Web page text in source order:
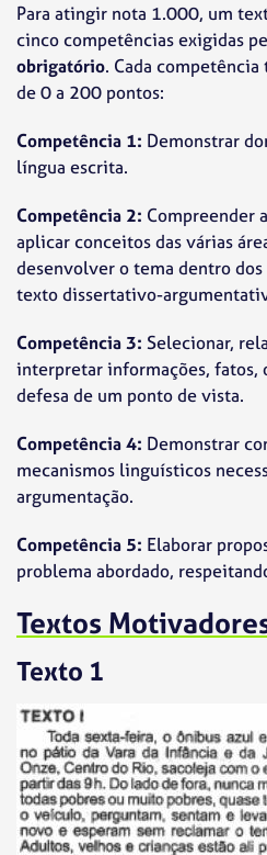
Para atingir nota 1.000, um
cinco competências exigidas
obrigatório. Cada
de 0 a 200 pontos:
Competência 1: Demonstrar
língua escrita.
Competência 2: Compreender
aplicar conceitos das várias
desenvolver o tema dentro
texto dissertativo-
Competência 3: Selecionar,
interpretar informações, fatos,
defesa de um ponto de vista.
Competência 4: Demonstrar
mecanismos linguísticos
argumentação.
Competência 5: Elaborar
problema abordado,
Textos
Texto 1